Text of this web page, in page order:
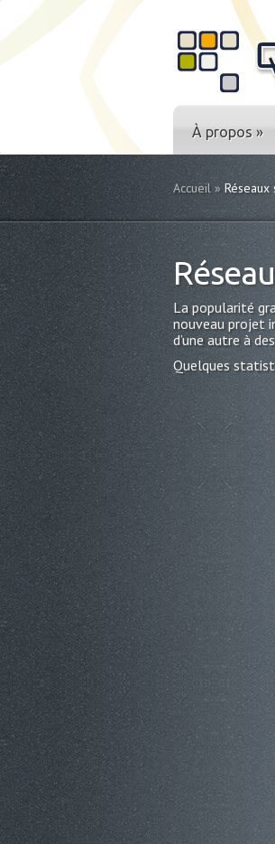
À propos »
Accueil »Réseaux
La popularité
nouveau projet
d’une autre à
Quelques